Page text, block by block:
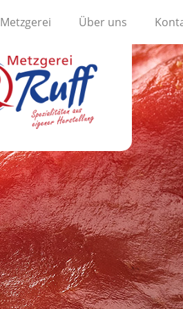
Metzgerei Über uns